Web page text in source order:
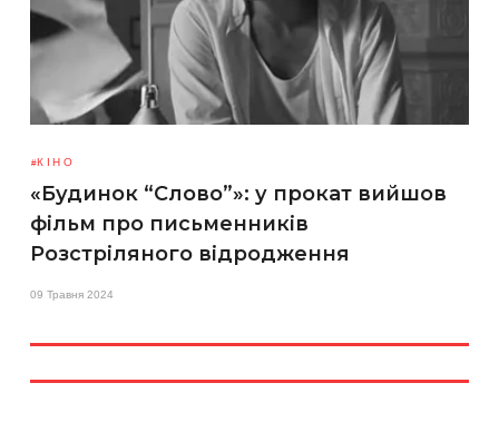
КІНО
«Будинок “Слово”»: у прокат вийшов
фільм про письменників
Розстріляного відродження
09 Травня 2024